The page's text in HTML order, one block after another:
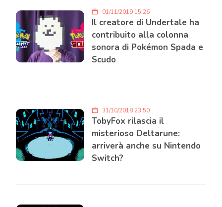
01/11/2019 15:26
Il creatore di Undertale ha
contribuito alla colonna
sonora di Pokémon Spada e
Scudo
31/10/2018 23:50
TobyFox rilascia il
misterioso Deltarune:
arriverà anche su Nintendo
Switch?